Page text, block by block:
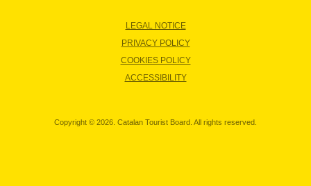
LEGAL NOTICE
PRIVACY POLICY
COOKIES POLICY
ACCESSIBILITY
Copyright © 2026. Catalan Tourist Board. All rights reserved.